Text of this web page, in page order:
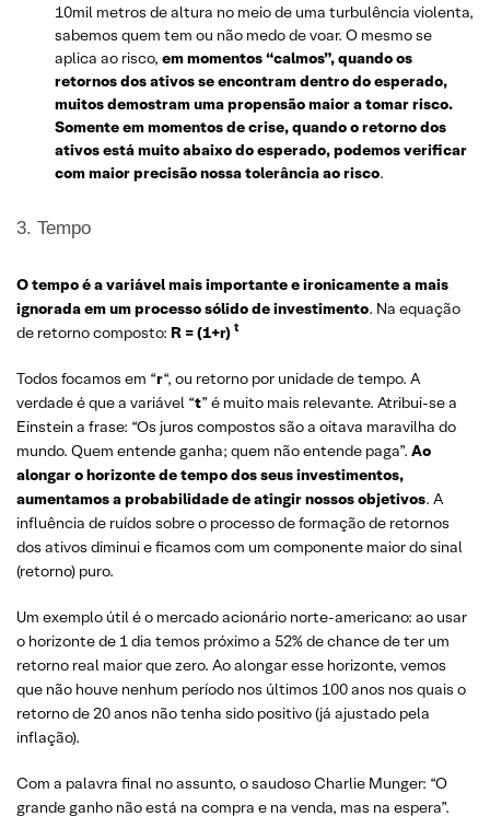
10mil metros de altura no meio de uma turbulência violenta,
sabemos quem tem ou não medo de voar. O mesmo se
aplica ao risco, em momentos “calmos”, quando os
retornos dos ativos se encontram dentro do esperado,
muitos demostram uma propensão maior a tomar risco.
Somente em momentos de crise, quando o retorno dos
ativos está muito abaixo do esperado, podemos verificar
com maior precisão nossa tolerância ao risco.
3. Tempo
O tempo é a variável mais importante e ironicamente a mais
ignorada em um processo sólido de investimento. Na equação
de retorno composto: R = (1+r) t
Todos focamos em “r“, ou retorno por unidade de tempo. A
verdade é que a variável “t” é muito mais relevante. Atribui-se a
Einstein a frase: “Os juros compostos são a oitava maravilha do
mundo. Quem entende ganha; quem não entende paga”. Ao
alongar o horizonte de tempo dos seus investimentos,
aumentamos a probabilidade de atingir nossos objetivos. A
influência de ruídos sobre o processo de formação de retornos
dos ativos diminui e ficamos com um componente maior do sinal
(retorno) puro.
Um exemplo útil é o mercado acionário norte-americano: ao usar
o horizonte de 1 dia temos próximo a 52% de chance de ter um
retorno real maior que zero. Ao alongar esse horizonte, vemos
que não houve nenhum período nos últimos 100 anos nos quais o
retorno de 20 anos não tenha sido positivo (já ajustado pela
inflação).
Com a palavra final no assunto, o saudoso Charlie Munger: “O
grande ganho não está na compra e na venda, mas na espera”.